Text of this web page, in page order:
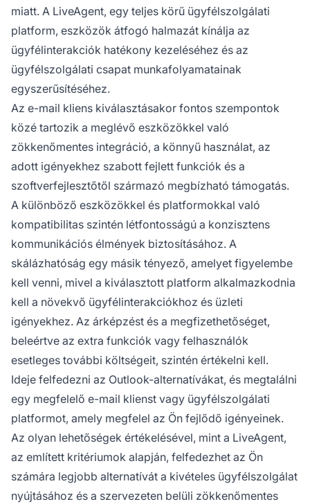
miatt. A LiveAgent, egy teljes körű ügyfélszolgálati
platform, eszközök átfogó halmazát kínálja az
ügyfélinterakciók hatékony kezeléséhez és az
ügyfélszolgálati csapat munkafolyamatainak
egyszerűsítéséhez.
Az e-mail kliens kiválasztásakor fontos szempontok
közé tartozik a meglévő eszközökkel való
zökkenőmentes integráció, a könnyű használat, az
adott igényekhez szabott fejlett funkciók és a
szoftverfejlesztőtől származó megbízható támogatás.
A különböző eszközökkel és platformokkal való
kompatibilitas szintén létfontosságú a konzisztens
kommunikációs élmények biztosításához. A
skálázhatóság egy másik tényező, amelyet figyelembe
kell venni, mivel a kiválasztott platform alkalmazkodnia
kell a növekvő ügyfélinterakciókhoz és üzleti
igényekhez. Az árképzést és a megfizethetőséget,
beleértve az extra funkciók vagy felhasználók
esetleges további költségeit, szintén értékelni kell.
Ideje felfedezni az Outlook-alternatívákat, és megtalálni
egy megfelelő e-mail klienst vagy ügyfélszolgálati
platformot, amely megfelel az Ön fejlődő igényeinek.
Az olyan lehetőségek értékelésével, mint a LiveAgent,
az említett kritériumok alapján, felfedezhet az Ön
számára legjobb alternatívát a kivételes ügyfélszolgálat
nyújtásához és a szervezeten belüli zökkenőmentes